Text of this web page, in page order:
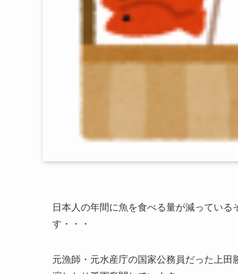
日本人の年間に魚を食べる量が減ってい
す・・・
元漁師・元水産庁の国家公務員だった上